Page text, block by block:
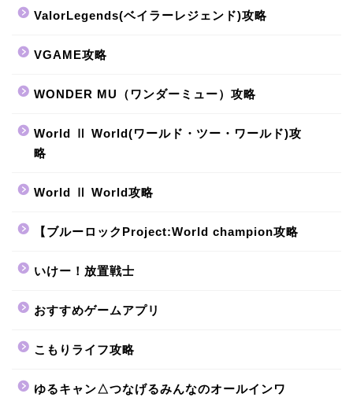
ValorLegends(ベイラーレジェンド)攻略
VGAME攻略
WONDER MU（ワンダーミュー）攻略
World Ⅱ World(ワールド・ツー・ワールド)攻
略
World Ⅱ World攻略
【ブルーロックProject:World champion攻略
いけー！放置戦士
おすすめゲームアプリ
こもりライフ攻略
ゆるキャン△つなげるみんなのオールインワ